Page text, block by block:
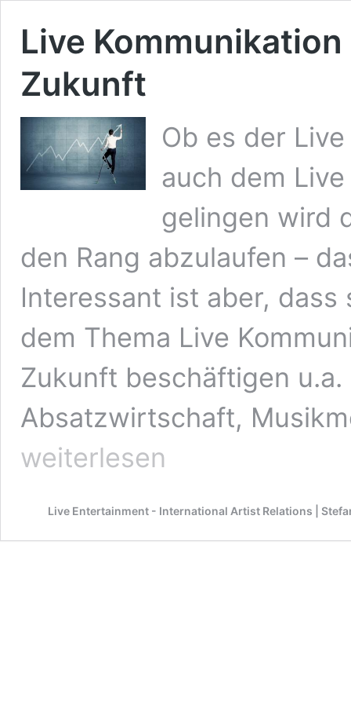
Live
Zukunft
Ob es der
auch dem
gelingen wird
den Rang abzulaufen –
Interessant ist aber,
dem Thema Live
Zukunft beschäftigen
Absatzwirtschaft,
weiterlesen
Live Entertainment - International Artist Relations |